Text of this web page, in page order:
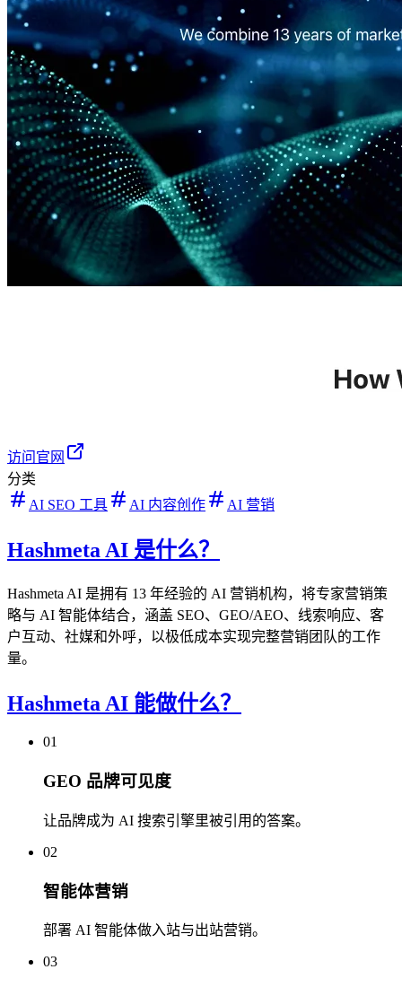
访问官网
分类
AI SEO 工具
AI 内容创作 AI 营销
Hashmeta AI 是什么？
Hashmeta AI 是拥有 13 年经验的 AI 营销机构，将专家营销策
略与 AI 智能体结合，涵盖 SEO、GEO/AEO、线索响应、客
户互动、社媒和外呼，以极低成本实现完整营销团队的工作
量。
Hashmeta AI 能做什么？
01
GEO 品牌可见度
让品牌成为 AI 搜索引擎里被引用的答案。
02
智能体营销
部署 AI 智能体做入站与出站营销。
03